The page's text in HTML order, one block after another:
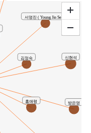
김정숙
방은영
서영진 ( Young Jin Seo )
신현석
홍애령